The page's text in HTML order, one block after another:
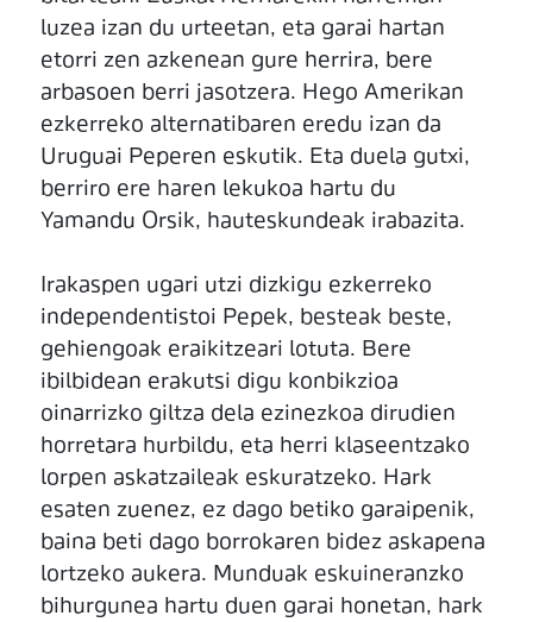
luzea izan du urteetan, eta garai hartan
etorri zen azkenean gure herrira, bere
arbasoen berri jasotzera. Hego Amerikan
ezkerreko alternatibaren eredu izan da
Uruguai Peperen eskutik. Eta duela gutxi,
berriro ere haren lekukoa hartu du
Yamandu Orsik, hauteskundeak irabazita.
Irakaspen ugari utzi dizkigu ezkerreko
independentistoi Pepek, besteak beste,
gehiengoak eraikitzeari lotuta. Bere
ibilbidean erakutsi digu konbikzioa
oinarrizko giltza dela ezinezkoa dirudien
horretara hurbildu, eta herri klaseentzako
lorpen askatzaileak eskuratzeko. Hark
esaten zuenez, ez dago betiko garaipenik,
baina beti dago borrokaren bidez askapena
lortzeko aukera. Munduak eskuineranzko
bihurgunea hartu duen garai honetan, hark